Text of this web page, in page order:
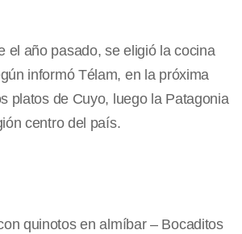
el año pasado, se eligió la cocina
informó Télam, en la próxima
platos de Cuyo, luego la Patagonia
centro del país.
quinotos en almíbar – Bocaditos